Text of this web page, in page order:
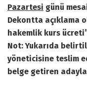
Pazartesi günü
Dekontta açıklama
hakemlik kurs
Not: Yukarıda
yöneticisine teslim
belge getiren